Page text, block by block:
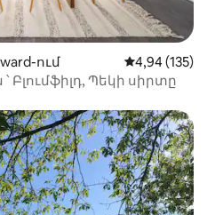
ում Միջին
4,94 (135)
Վարչաշրջանի անկյուն ՝ Բլումֆիլդ, Պեկի սիրտը